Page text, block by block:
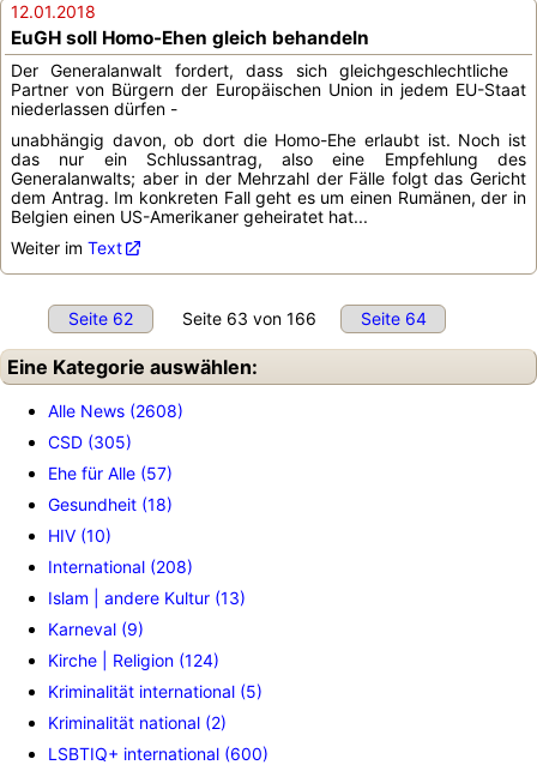
12.01.2018
EuGH soll Homo-Ehen gleich behandeln
Der Generalanwalt fordert, dass sich gleichgeschlechtliche
Partner von Bürgern der Europäischen Union in jedem EU-Staat
niederlassen dürfen -
unabhängig davon, ob dort die Homo-Ehe erlaubt ist. Noch ist
das nur ein Schlussantrag, also eine Empfehlung des
Generalanwalts; aber in der Mehrzahl der Fälle folgt das Gericht
dem Antrag. Im konkreten Fall geht es um einen Rumänen, der in
Belgien einen US-Amerikaner geheiratet hat...
Weiter im Text
Seite 62 Seite 63 von 166 Seite 64
Eine Kategorie auswählen:
Alle News (2608)
CSD (305)
Ehe für Alle (57)
Gesundheit (18)
HIV (10)
International (208)
Islam | andere Kultur (13)
Karneval (9)
Kirche | Religion (124)
Kriminalität international (5)
Kriminalität national (2)
LSBTIQ+ international (600)